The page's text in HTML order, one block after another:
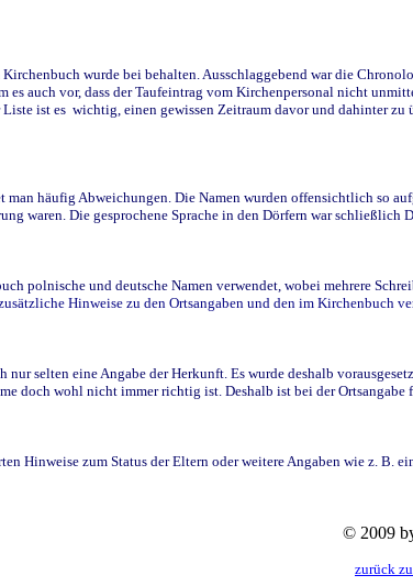
wurde bei behalten. Ausschlaggebend war die
es auch vor, dass der Taufeintrag vom Kirchenpersonal nicht
ist es wichtig, einen gewissen Zeitraum davor und dahinter
häufig Abweichungen. Die Namen wurden offensichtlich so
waren. Die gesprochene Sprache in den Dörfern war
polnische und deutsche Namen verwendet, wobei mehrere
Hinweise zu den Ortsangaben und den im Kirchenbuch
selten eine Angabe der Herkunft. Es wurde deshalb
doch wohl nicht immer richtig ist. Deshalb ist bei der
Hinweise zum Status der Eltern oder weitere Angaben wie z. B.
© 2009
zurück